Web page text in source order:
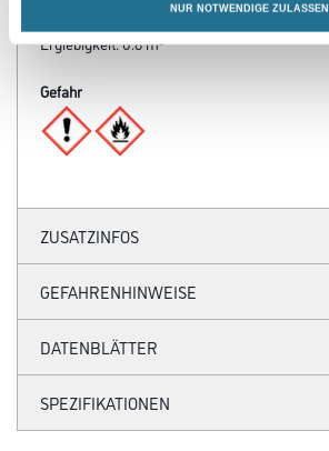
NUR NOTWENDIGE ZULASSEN
Ergiebigkeit: 0.8 m²
Gefahr
ZUSATZINFOS
GEFAHRENHINWEISE
DATENBLÄTTER
SPEZIFIKATIONEN